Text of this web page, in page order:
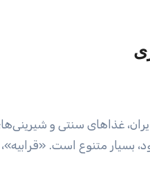
غذا‌های سنتی و
بسیار متنوع است.